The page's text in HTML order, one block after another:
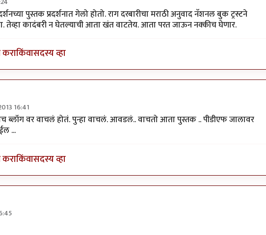
पुस्तक प्रदर्शनात गेलो होतो. राग दरबारीचा मराठी अनुवाद नॅशनल बुक ट्रस्टने
तेव्हा कादंबरी न घेतल्याची आता खंत वाटतेय. आता परत जाऊन नक्कीच घेणार.
किंवासदस्य व्हा
16:41
ब्लॉग वर वाचलं होतं. पुन्हा वाचलं. आवडलं.. वाचतो आता पुस्तक .. पीडीएफ जालावर
...
किंवासदस्य व्हा